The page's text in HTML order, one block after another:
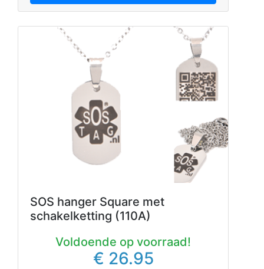
SOS hanger Square met
schakelketting (110A)
Voldoende op voorraad!
€ 26.95